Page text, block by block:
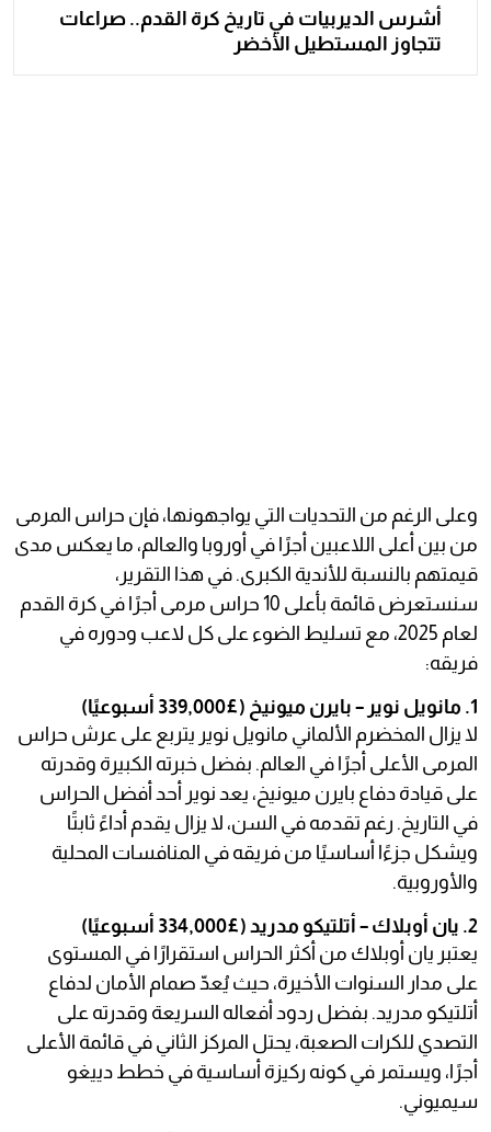
أشرس الديربيات في تاريخ كرة القدم.. صراعات
تتجاوز المستطيل الأخضر
وعلى الرغم من التحديات التي يواجهونها، فإن حراس المرمى
من بين أعلى اللاعبين أجرًا في أوروبا والعالم، ما يعكس مدى
قيمتهم بالنسبة للأندية الكبرى. في هذا التقرير،
سنستعرض قائمة بأعلى 10 حراس مرمى أجرًا في كرة القدم
لعام 2025، مع تسليط الضوء على كل لاعب ودوره في
فريقه:
1. مانويل نوير – بايرن ميونيخ (£339,000 أسبوعيًا)
لا يزال المخضرم الألماني مانويل نوير يتربع على عرش حراس
المرمى الأعلى أجرًا في العالم. بفضل خبرته الكبيرة وقدرته
على قيادة دفاع بايرن ميونيخ، يعد نوير أحد أفضل الحراس
في التاريخ. رغم تقدمه في السن، لا يزال يقدم أداءً ثابتًا
ويشكل جزءًا أساسيًا من فريقه في المنافسات المحلية
والأوروبية.
2. يان أوبلاك – أتلتيكو مدريد (£334,000 أسبوعيًا)
يعتبر يان أوبلاك من أكثر الحراس استقرارًا في المستوى
على مدار السنوات الأخيرة، حيث يُعدّ صمام الأمان لدفاع
أتلتيكو مدريد. بفضل ردود أفعاله السريعة وقدرته على
التصدي للكرات الصعبة، يحتل المركز الثاني في قائمة الأعلى
أجرًا، ويستمر في كونه ركيزة أساسية في خطط دييغو
سيميوني.